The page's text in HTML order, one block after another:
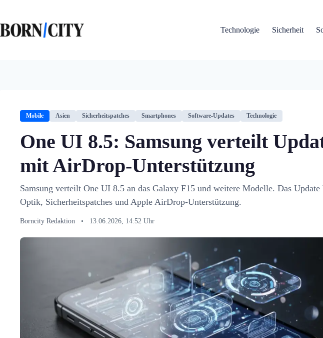
springen
Technologie
Sicherheit
Mobile Asien Sicherheitspatches Smartphones Software-Updates Technologie
One UI 8.5: Samsung verteilt
mit AirDrop-Unterstützung
Samsung verteilt One UI 8.5 an das Galaxy F15 und weitere Modelle. Das Update
Optik, Sicherheitspatches und Apple AirDrop-Unterstützung.
Borncity Redaktion • 13.06.2026, 14:52 Uhr